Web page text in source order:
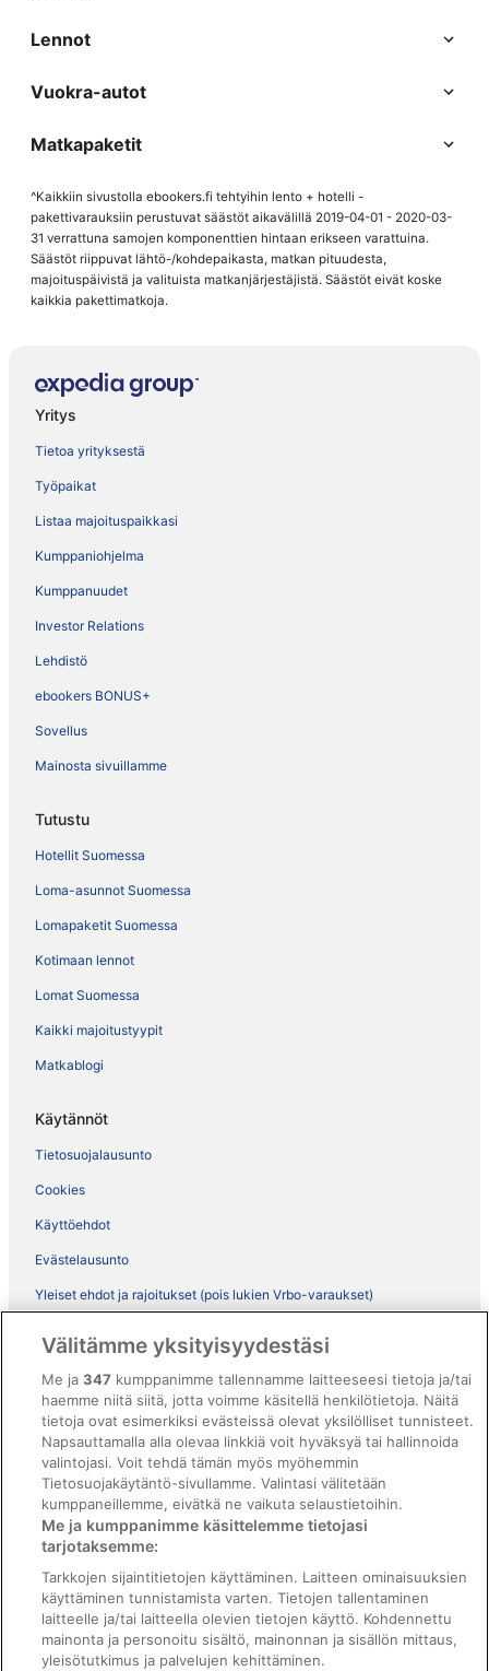
Lennot
Vuokra-autot
Matkapaketit
^Kaikkiin sivustolla ebookers.fi tehtyihin lento + hotelli -
pakettivarauksiin perustuvat säästöt aikavälillä 2019-04-01 - 2020-03-
31 verrattuna samojen komponenttien hintaan erikseen varattuina.
Säästöt riippuvat lähtö-/kohdepaikasta, matkan pituudesta,
majoituspäivistä ja valituista matkanjärjestäjistä. Säästöt eivät koske
kaikkia pakettimatkoja.
Yritys
Tietoa yrityksestä
Työpaikat
Listaa majoituspaikkasi
Kumppaniohjelma
Kumppanuudet
Investor Relations
Lehdistö
ebookers BONUS+
Sovellus
Mainosta sivuillamme
Tutustu
Hotellit Suomessa
Loma-asunnot Suomessa
Lomapaketit Suomessa
Kotimaan lennot
Lomat Suomessa
Kaikki majoitustyypit
Matkablogi
Käytännöt
Tietosuojalausunto
Cookies
Käyttöehdot
Evästelausunto
Yleiset ehdot ja rajoitukset (pois lukien Vrbo-varaukset)
ebookers BONUS+ -ohjelman ehdot
Oikeudelliset tiedot / ota meihin yhteyttä
Sisältövaatimukset ja ilmoituksen tekeminen sisällöstä
Tuki
Ota yhteyttä
Varauksen muuttaminen tai peruuttaminen
Varaa lento lentoyhtiön hyvityskupongeilla
Hyvityksen hakeminen ja aikarajat
Välitämme yksityisyydestäsi
Me ja347 kumppanimme tallennamme laitteeseesi tietoja ja/tai
haemme niitä siitä, jotta voimme käsitellä henkilötietoja. Näitä
tietoja ovat esimerkiksi evästeissä olevat yksilölliset tunnisteet.
Napsauttamalla alla olevaa linkkiä voit hyväksyä tai hallinnoida
valintojasi. Voit tehdä tämän myös myöhemmin
Tietosuojakäytäntö-sivullamme. Valintasi välitetään
kumppaneillemme, eivätkä ne vaikuta selaustietoihin.
Me ja kumppanimme käsittelemme tietojasi
tarjotaksemme:
Tarkkojen sijaintitietojen käyttäminen. Laitteen ominaisuuksien
käyttäminen tunnistamista varten. Tietojen tallentaminen
laitteelle ja/tai laitteella olevien tietojen käyttö. Kohdennettu
mainonta ja personoitu sisältö, mainonnan ja sisällön mittaus,
yleisötutkimus ja palvelujen kehittäminen.